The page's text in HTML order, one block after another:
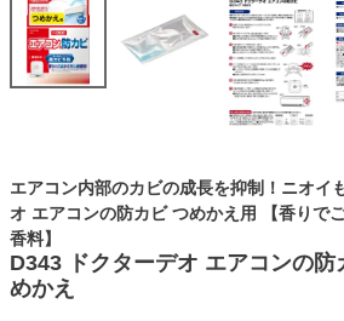
エアコン内部のカビの成長を抑制！ニオイ
オ エアコンの防カビ つめかえ用 【香りで
香料】
D343 ドクターデオ エアコンの
めかえ